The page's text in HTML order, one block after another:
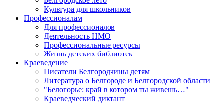
Культура для школьников
Профессионалам
Для профессионалов
Деятельность НМО
Профессиональные ресурсы
Жизнь детских библиотек
Краеведение
Писатели Белгородчины детям
Литература о Белгороде и Белгородской области
"Белогорье: край в котором ты живешь…"
Краеведческий диктант